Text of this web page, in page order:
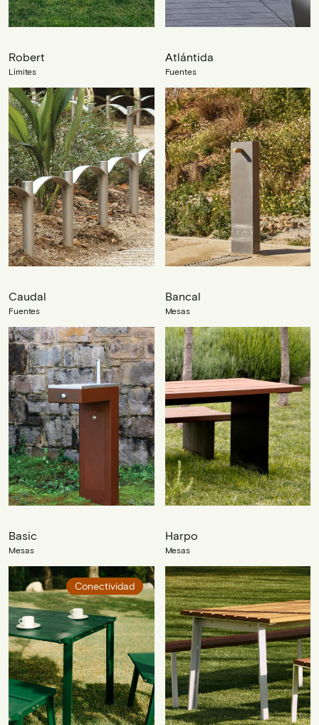
Robert
Límites
Atlántida
Fuentes
Caudal
Fuentes
Bancal
Mesas
Basic
Mesas
Conectividad
Harpo
Mesas